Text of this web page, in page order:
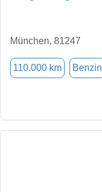
München, 81247
110.000 km Benzin